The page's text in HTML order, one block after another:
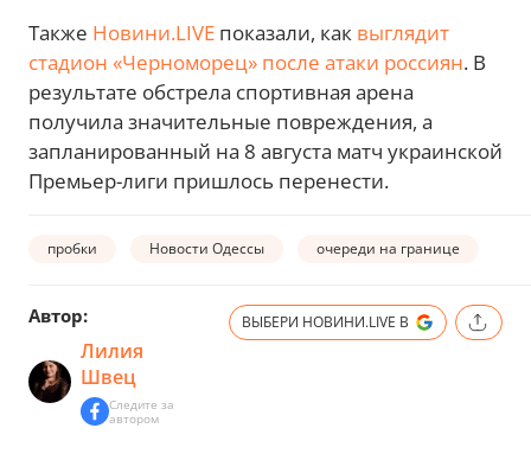
Также Новини.LIVE показали, как выглядит
стадион «Черноморец» после атаки россиян. В
результате обстрела спортивная арена
получила значительные повреждения, а
запланированный на 8 августа матч украинской
Премьер-лиги пришлось перенести.
пробки Новости Одессы очереди на границе
Автор:
Лилия
Швец
Следите за
автором
ВЫБЕРИ НОВИНИ.LIVE В